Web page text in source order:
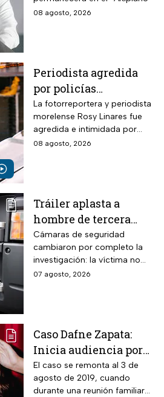
intelectual del
asesinato de Carlos
08 agosto, 2026
Periodista agredida
por policías
municipales
La fotorreportera y periodista
morelense Rosy Linares fue
agredida e intimidada por
elementos de la policía
08 agosto, 2026
Tráiler aplasta a
hombre de tercera
edad: el culpable sigue
prófugo: VIDEO
Cámaras de seguridad
cambiaron por completo la
investigación: la víctima no
intentaba cruzar la avenida
07 agosto, 2026
Caso Dafne Zapata:
Inicia audiencia por
abuso sexual
cometido por su padre
El caso se remonta al 3 de
agosto de 2019, cuando
durante una reunión familiar